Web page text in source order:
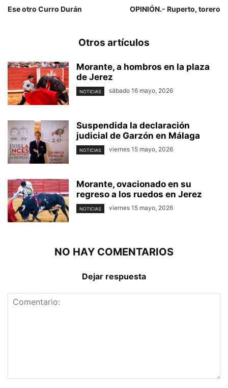
Ese otro Curro Durán OPINIÓN.- Ruperto, torero
Otros artículos
Morante, a hombros en la plaza
de Jerez
NOTICIAS sábado 16 mayo, 2026
Suspendida la declaración
judicial de Garzón en Málaga
NOTICIAS viernes 15 mayo, 2026
Morante, ovacionado en su
regreso a los ruedos en Jerez
NOTICIAS viernes 15 mayo, 2026
NO HAY COMENTARIOS
Dejar respuesta